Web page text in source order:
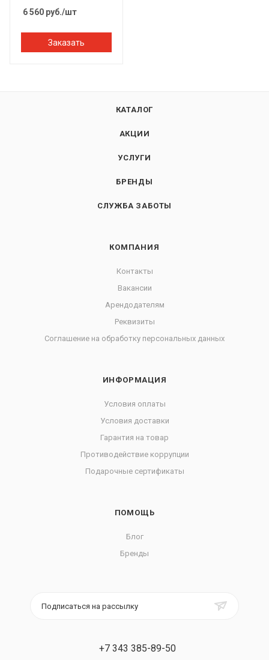
6 560 руб./шт
Заказать
КАТАЛОГ
АКЦИИ
УСЛУГИ
БРЕНДЫ
СЛУЖБА ЗАБОТЫ
КОМПАНИЯ
Контакты
Вакансии
Арендодателям
Реквизиты
Соглашение на обработку персональных данных
ИНФОРМАЦИЯ
Условия оплаты
Условия доставки
Гарантия на товар
Противодействие коррупции
Подарочные сертификаты
ПОМОЩЬ
Блог
Бренды
Подписаться на рассылку
+7 343 385-89-50